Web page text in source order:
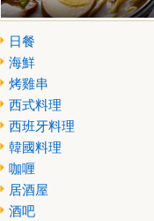
日餐
海鮮
烤雞串
西式料理
西班牙料理
韓國料理
咖喱
居酒屋
酒吧